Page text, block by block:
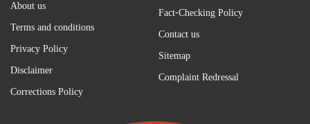
About us
Terms and conditions
Privacy Policy
Disclaimer
Corrections Policy
Fact-Checking Policy
Contact us
Sitemap
Complaint Redressal